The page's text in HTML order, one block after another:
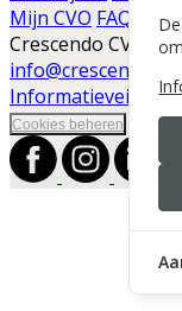
Mijn CVO FAQ
Crescendo CVO |
info@crescendo-
Cookies beheren